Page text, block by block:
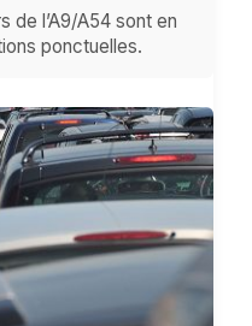
de l’A9/A54 sont en
ponctuelles.